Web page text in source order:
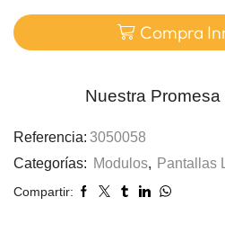
Compra
Nuestra
Referencia: 3050058
Categorías: Modulos, Pantallas
Compartir: